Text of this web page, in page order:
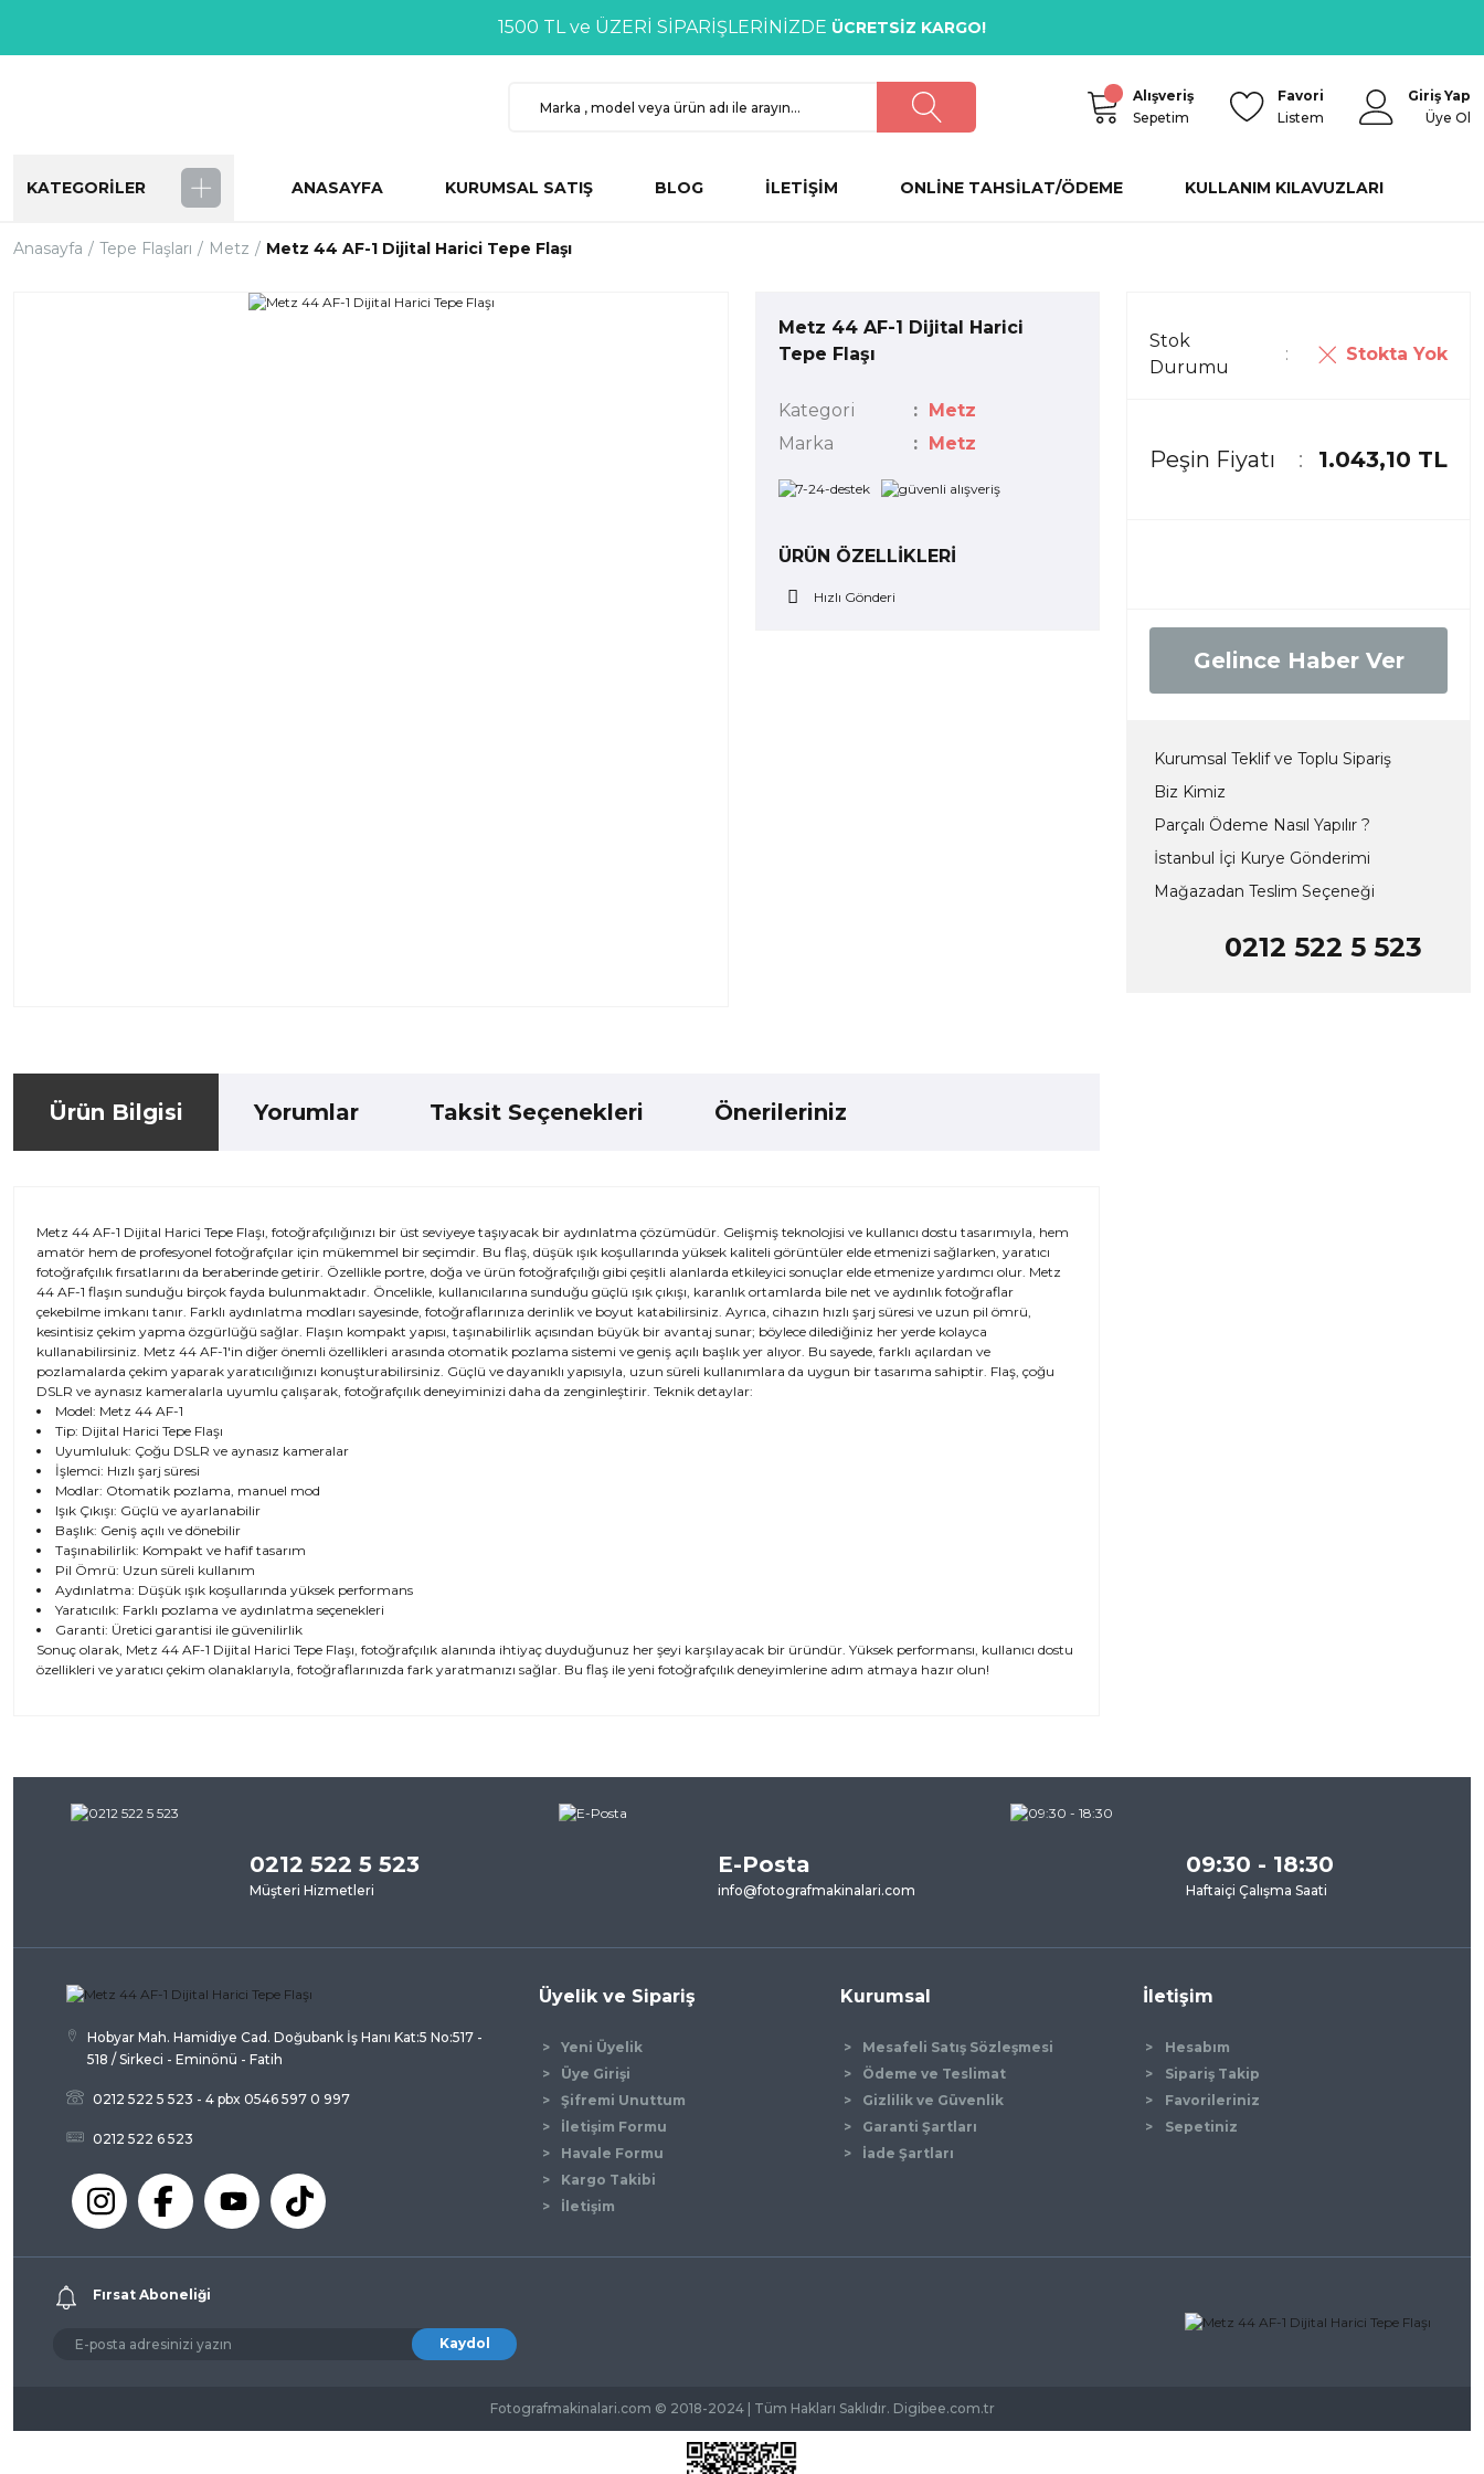
1500 TL ve ÜZERİ SİPARİŞLERİNİZDE ÜCRETSİZ KARGO!
Alışveriş
Sepetim
Favori
Listem
Giriş Yap
Üye Ol
KATEGORİLER ANASAYFA KURUMSAL SATIŞ BLOG İLETİŞİM ONLİNE TAHSİLAT/ÖDEME KULLANIM KILAVUZLARI
Anasayfa Tepe Flaşları Metz Metz 44 AF-1 Dijital Harici Tepe Flaşı
Metz 44 AF-1 Dijital Harici
Tepe Flaşı
Kategori
Metz
Marka
Metz
ÜRÜN ÖZELLİKLERİ
Hızlı Gönderi
Stok
Durumu
Stokta Yok
Peşin Fiyatı 1.043,10 TL
Gelince Haber Ver
Kurumsal Teklif ve Toplu Sipariş
Biz Kimiz
Parçalı Ödeme Nasıl Yapılır ?
İstanbul İçi Kurye Gönderimi
Mağazadan Teslim Seçeneği
0212 522 5 523
Ürün Bilgisi Yorumlar Taksit Seçenekleri Önerileriniz
Metz 44 AF-1 Dijital Harici Tepe Flaşı, fotoğrafçılığınızı bir üst seviyeye taşıyacak bir aydınlatma çözümüdür. Gelişmiş teknolojisi ve kullanıcı dostu tasarımıyla, hem
amatör hem de profesyonel fotoğrafçılar için mükemmel bir seçimdir. Bu flaş, düşük ışık koşullarında yüksek kaliteli görüntüler elde etmenizi sağlarken, yaratıcı
fotoğrafçılık fırsatlarını da beraberinde getirir. Özellikle portre, doğa ve ürün fotoğrafçılığı gibi çeşitli alanlarda etkileyici sonuçlar elde etmenize yardımcı olur. Metz
44 AF-1 flaşın sunduğu birçok fayda bulunmaktadır. Öncelikle, kullanıcılarına sunduğu güçlü ışık çıkışı, karanlık ortamlarda bile net ve aydınlık fotoğraflar
çekebilme imkanı tanır. Farklı aydınlatma modları sayesinde, fotoğraflarınıza derinlik ve boyut katabilirsiniz. Ayrıca, cihazın hızlı şarj süresi ve uzun pil ömrü,
kesintisiz çekim yapma özgürlüğü sağlar. Flaşın kompakt yapısı, taşınabilirlik açısından büyük bir avantaj sunar; böylece dilediğiniz her yerde kolayca
kullanabilirsiniz. Metz 44 AF-1'in diğer önemli özellikleri arasında otomatik pozlama sistemi ve geniş açılı başlık yer alıyor. Bu sayede, farklı açılardan ve
pozlamalarda çekim yaparak yaratıcılığınızı konuşturabilirsiniz. Güçlü ve dayanıklı yapısıyla, uzun süreli kullanımlara da uygun bir tasarıma sahiptir. Flaş, çoğu
DSLR ve aynasız kameralarla uyumlu çalışarak, fotoğrafçılık deneyiminizi daha da zenginleştirir. Teknik detaylar:
Model: Metz 44 AF-1
Tip: Dijital Harici Tepe Flaşı
Uyumluluk: Çoğu DSLR ve aynasız kameralar
İşlemci: Hızlı şarj süresi
Modlar: Otomatik pozlama, manuel mod
Işık Çıkışı: Güçlü ve ayarlanabilir
Başlık: Geniş açılı ve dönebilir
Taşınabilirlik: Kompakt ve hafif tasarım
Pil Ömrü: Uzun süreli kullanım
Aydınlatma: Düşük ışık koşullarında yüksek performans
Yaratıcılık: Farklı pozlama ve aydınlatma seçenekleri
Garanti: Üretici garantisi ile güvenilirlik
Sonuç olarak, Metz 44 AF-1 Dijital Harici Tepe Flaşı, fotoğrafçılık alanında ihtiyaç duyduğunuz her şeyi karşılayacak bir üründür. Yüksek performansı, kullanıcı dostu
özellikleri ve yaratıcı çekim olanaklarıyla, fotoğraflarınızda fark yaratmanızı sağlar. Bu flaş ile yeni fotoğrafçılık deneyimlerine adım atmaya hazır olun!
Görüş ve önerileriniz için teşekkür ederiz.
Ürün resmi kalitesiz, bozuk veya görüntülenemiyor.
Ürün açıklamasında eksik bilgiler bulunuyor.
Ürün fiyatı diğer sitelerden daha pahalı.
Bu ürüne benzer farklı alternatifler olmalı.
Gönder
0212 522 5 523
Müşteri Hizmetleri
E-Posta
info@fotografmakinalari.com
09:30 - 18:30
Haftaiçi Çalışma Saati
Hobyar Mah. Hamidiye Cad. Doğubank İş Hanı Kat:5 No:517 -
518 / Sirkeci - Eminönü - Fatih
0212 522 5 523 - 4 pbx 0546 597 0 997
0212 522 6 523
Üyelik ve Sipariş
Yeni Üyelik
Üye Girişi
Şifremi Unuttum
İletişim Formu
Havale Formu
Kargo Takibi
İletişim
Kurumsal
Mesafeli Satış Sözleşmesi
Ödeme ve Teslimat
Gizlilik ve Güvenlik
Garanti Şartları
İade Şartları
İletişim
Hesabım
Sipariş Takip
Favorileriniz
Sepetiniz
Fırsat Aboneliği
Kaydol
Fotografmakinalari.com © 2018-2024 | Tüm Hakları Saklıdır. Digibee.com.tr